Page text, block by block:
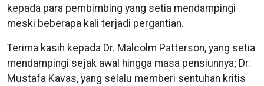
kepada para pembimbing yang setia mendampingi
meski beberapa kali terjadi pergantian.
Terima kasih kepada Dr. Malcolm Patterson, yang setia
mendampingi sejak awal hingga masa pensiunnya; Dr.
Mustafa Kavas, yang selalu memberi sentuhan kritis